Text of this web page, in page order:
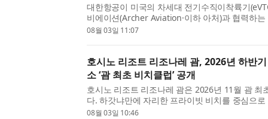
대한항공이 미국의 차세대 전기수직이착륙기
비에이션(Archer Aviation·이하 아처)과 협력하
Air Mobility·미래 항공 모빌리티) 사업이 국내 방
08월 03일 11:07
호시노 리조트 리조나레 괌, 2026년 하반
소 ‘괌 최초 비치클럽’ 공개
호시노 리조트 리조나레 괌은 2026년 11월 괌 최
다. 하갓냐만에 자리한 프라이빗 비치를 중심으
럽은 괌의 자연과 차모로(Chamorro) 문화를 경
08월 03일 10:46